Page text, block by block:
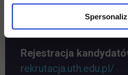
Pełna oferta
uth.edu.pl/oferta-
Rejestracja
rekrutacja.uth.edu.pl/